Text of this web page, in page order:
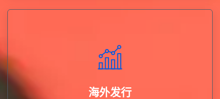
海外发行
协助游戏本地化适配、平台对接及海外市场推广策略。